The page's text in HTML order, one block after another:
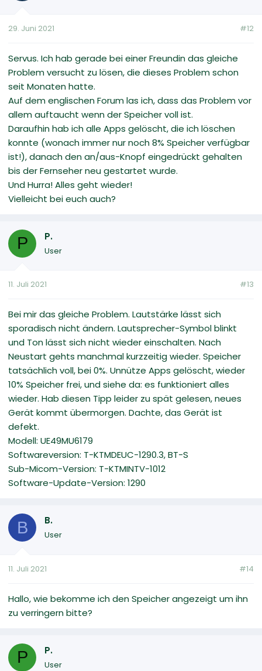
29. Juni 2021 #12
Servus. Ich hab gerade bei einer Freundin das gleiche
Problem versucht zu lösen, die dieses Problem schon
seit Monaten hatte.
Auf dem englischen Forum las ich, dass das Problem vor
allem auftaucht wenn der Speicher voll ist.
Daraufhin hab ich alle Apps gelöscht, die ich löschen
konnte (wonach immer nur noch 8% Speicher verfügbar
ist!), danach den an/aus-Knopf eingedrückt gehalten
bis der Fernseher neu gestartet wurde.
Und Hurra! Alles geht wieder!
Vielleicht bei euch auch?
P P.
User
11. Juli 2021 #13
Bei mir das gleiche Problem. Lautstärke lässt sich
sporadisch nicht ändern. Lautsprecher-Symbol blinkt
und Ton lässt sich nicht wieder einschalten. Nach
Neustart gehts manchmal kurzzeitig wieder. Speicher
tatsächlich voll, bei 0%. Unnütze Apps gelöscht, wieder
10% Speicher frei, und siehe da: es funktioniert alles
wieder. Hab diesen Tipp leider zu spät gelesen, neues
Gerät kommt übermorgen. Dachte, das Gerät ist
defekt.
Modell: UE49MU6179
Softwareversion: T-KTMDEUC-1290.3, BT-S
Sub-Micom-Version: T-KTMINTV-1012
Software-Update-Version: 1290
B B.
User
11. Juli 2021 #14
Hallo, wie bekomme ich den Speicher angezeigt um ihn
zu verringern bitte?
P P.
User